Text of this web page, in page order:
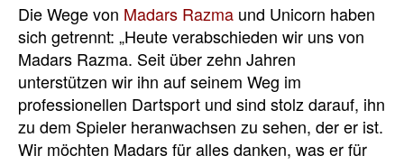
Die Wege von Madars Razma und Unicorn haben
sich getrennt: „Heute verabschieden wir uns von
Madars Razma. Seit über zehn Jahren
unterstützen wir ihn auf seinem Weg im
professionellen Dartsport und sind stolz darauf, ihn
zu dem Spieler heranwachsen zu sehen, der er ist.
Wir möchten Madars für alles danken, was er für